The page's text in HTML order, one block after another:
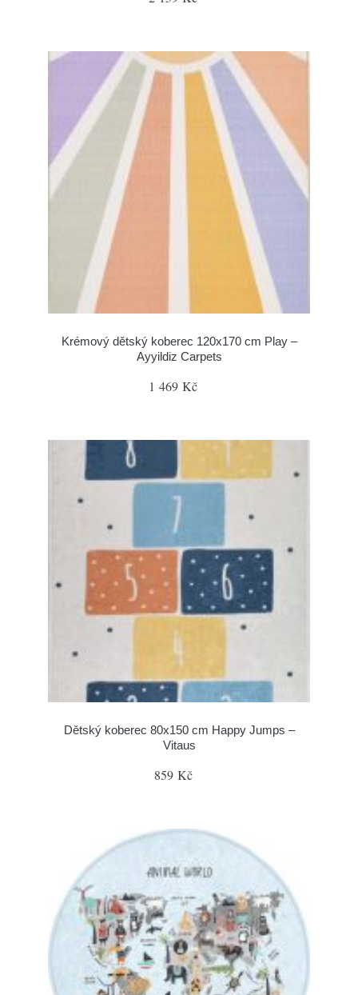
Krémový dětský koberec 120x170 cm Play –
Ayyildiz Carpets
1 469 Kč
Dětský koberec 80x150 cm Happy Jumps –
Vitaus
859 Kč